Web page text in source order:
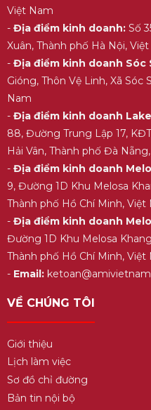
Việt Nam
- Địa điểm kinh doanh:Số
Xuân, Thành phố Hà Nội,
- Địa điểm kinh doanh Sóc
Gióng, Thôn Vệ Linh, Xã Sóc
Nam
- Địa điểm kinh doanh
88, Đường Trung Lập 17,
Hải Vân, Thành phố Đà
- Địa điểm kinh doanh
9, Đường 1D Khu Melosa
Thành phố Hồ Chí Minh, Việt
- Địa điểm kinh doanh
Đường 1D Khu Melosa
Thành phố Hồ Chí Minh, Việt
- Email:
VỀ CHÚNG TÔI
Giới thiệu
Lịch làm việc
Sơ đồ chỉ đường
Bản tin nội bộ